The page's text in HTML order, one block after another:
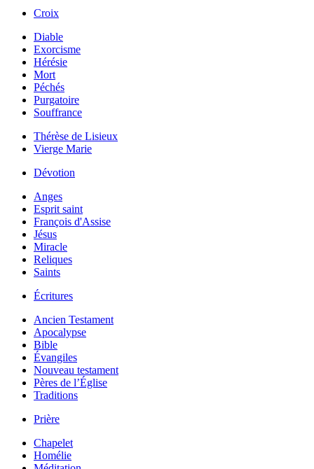
Croix
Diable
Exorcisme
Hérésie
Mort
Péchés
Purgatoire
Souffrance
Thérèse de Lisieux
Vierge Marie
Dévotion
Anges
Esprit saint
François d'Assise
Jésus
Miracle
Reliques
Saints
Écritures
Ancien Testament
Apocalypse
Bible
Évangiles
Nouveau testament
Pères de l’Église
Traditions
Prière
Chapelet
Homélie